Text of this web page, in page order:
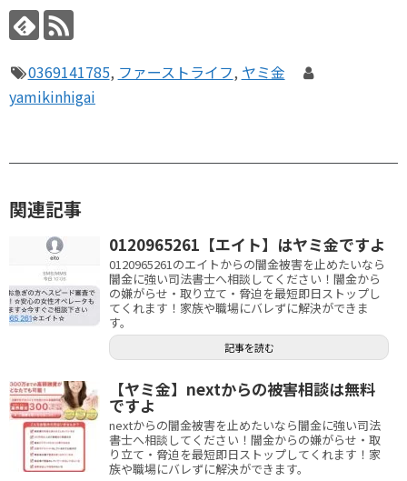
0369141785, ファーストライフ, ヤミ金
yamikinhigai
関連記事
0120965261【エイト】はヤミ金ですよ
0120965261のエイトからの闇金被害を止めたいなら
闇金に強い司法書士へ相談してください！闇金から
の嫌がらせ・取り立て・脅迫を最短即日ストップし
てくれます！家族や職場にバレずに解決ができま
す。
記事を読む
【ヤミ金】nextからの被害相談は無料
ですよ
nextからの闇金被害を止めたいなら闇金に強い司法
書士へ相談してください！闇金からの嫌がらせ・取
り立て・脅迫を最短即日ストップしてくれます！家
族や職場にバレずに解決ができます。